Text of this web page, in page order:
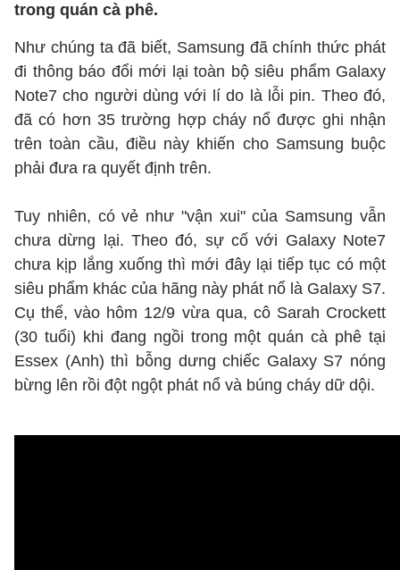
trong quán cà phê.
Như chúng ta đã biết, Samsung đã chính thức phát
đi thông báo đổi mới lại toàn bộ siêu phẩm Galaxy
Note7 cho người dùng với lí do là lỗi pin. Theo đó,
đã có hơn 35 trường hợp cháy nổ được ghi nhận
trên toàn cầu, điều này khiến cho Samsung buộc
phải đưa ra quyết định trên.
Tuy nhiên, có vẻ như "vận xui" của Samsung vẫn
chưa dừng lại. Theo đó, sự cố với Galaxy Note7
chưa kịp lắng xuống thì mới đây lại tiếp tục có một
siêu phẩm khác của hãng này phát nổ là Galaxy S7.
Cụ thể, vào hôm 12/9 vừa qua, cô Sarah Crockett
(30 tuổi) khi đang ngồi trong một quán cà phê tại
Essex (Anh) thì bỗng dưng chiếc Galaxy S7 nóng
bừng lên rồi đột ngột phát nổ và búng cháy dữ dội.